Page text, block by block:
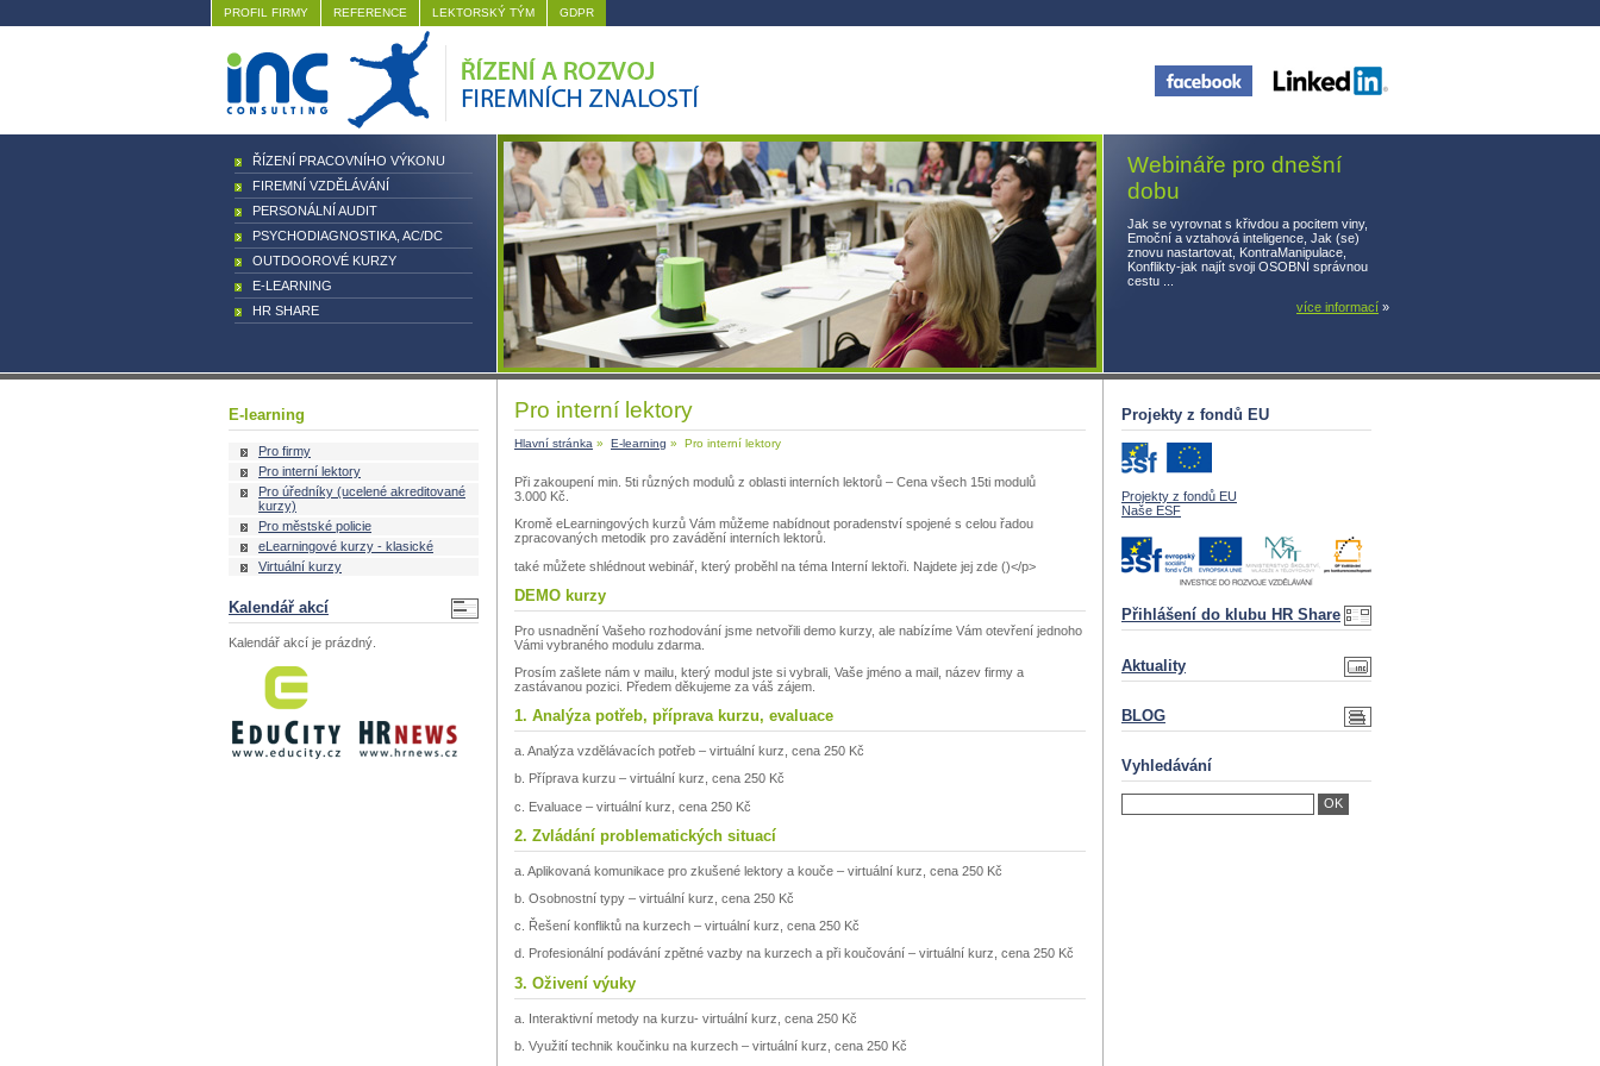
PROFIL FIRMY REFERENCE LEKTORSKÝ TÝM GDPR
ŘÍZENÍ PRACOVNÍHO VÝKONU
FIREMNÍ VZDĚLÁVÁNÍ
PERSONÁLNÍ AUDIT
PSYCHODIAGNOSTIKA, AC/DC
OUTDOOROVÉ KURZY
E-LEARNING
HR SHARE
Webináře pro dnešní
dobu
Jak se vyrovnat s křivdou a pocitem viny,
Emoční a vztahová inteligence, Jak (se)
znovu nastartovat, KontraManipulace,
Konflikty-jak najít svoji OSOBNÍ správnou
cestu ...
více informací »
E-learning
Pro firmy
Pro interní lektory
Pro úředníky (ucelené akreditované
kurzy)
Pro městské policie
eLearningové kurzy - klasické
Virtuální kurzy
Kalendář akcí
Kalendář akcí je prázdný.
Pro interní lektory
Hlavní stránka » E-learning » Pro interní lektory
Při zakoupení min. 5ti různých modulů z oblasti interních lektorů – Cena všech 15ti modulů
3.000 Kč.
Kromě eLearningových kurzů Vám můžeme nabídnout poradenství spojené s celou řadou
zpracovaných metodik pro zavádění interních lektorů.
také můžete shlédnout webinář, který proběhl na téma Interní lektoři. Najdete jej zde ()</p>
DEMO kurzy
Pro usnadnění Vašeho rozhodování jsme netvořili demo kurzy, ale nabízíme Vám otevření jednoho
Vámi vybraného modulu zdarma.
Prosím zašlete nám v mailu, který modul jste si vybrali, Vaše jméno a mail, název firmy a
zastávanou pozici. Předem děkujeme za váš zájem.
1. Analýza potřeb, příprava kurzu, evaluace
a. Analýza vzdělávacích potřeb – virtuální kurz, cena 250 Kč
b. Příprava kurzu – virtuální kurz, cena 250 Kč
c. Evaluace – virtuální kurz, cena 250 Kč
2. Zvládání problematických situací
a. Aplikovaná komunikace pro zkušené lektory a kouče – virtuální kurz, cena 250 Kč
b. Osobnostní typy – virtuální kurz, cena 250 Kč
c. Řešení konfliktů na kurzech – virtuální kurz, cena 250 Kč
d. Profesionální podávání zpětné vazby na kurzech a při koučování – virtuální kurz, cena 250 Kč
3. Oživení výuky
a. Interaktivní metody na kurzu- virtuální kurz, cena 250 Kč
b. Využití technik koučinku na kurzech – virtuální kurz, cena 250 Kč
Projekty z fondů EU
Projekty z fondů EU
Naše ESF
Přihlášení do klubu HR Share
Aktuality
BLOG
Vyhledávání